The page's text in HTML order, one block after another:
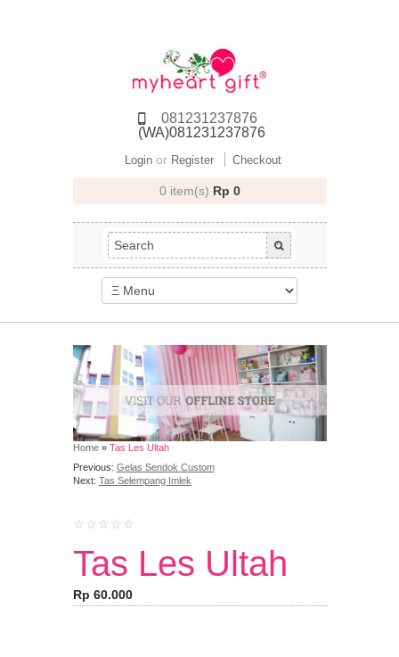
081231237876
(WA)081231237876
Login or Register Checkout
0 item(s) Rp 0
Home» Tas Les Ultah
Previous: Gelas Sendok Custom
Next: Tas Selempang Imlek
Tas Les Ultah
Rp 60.000